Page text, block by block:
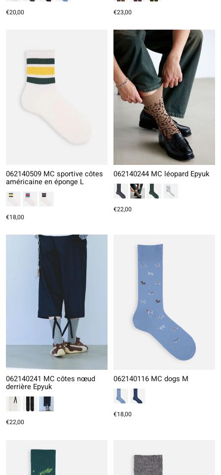
€20,00 €23,00
062140509 MC sportive côtes
américaine en éponge L
€18,00
062140244 MC léopard Epyuk
€22,00
062140241 MC côtes nœud
derrière Epyuk
€22,00
062140116 MC dogs M
€18,00